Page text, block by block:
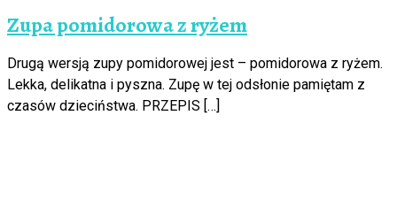
Zupa pomidorowa z ryżem
Drugą wersją zupy pomidorowej jest – pomidorowa z ryżem.
Lekka, delikatna i pyszna. Zupę w tej odsłonie pamiętam z
czasów dzieciństwa. PRZEPIS […]